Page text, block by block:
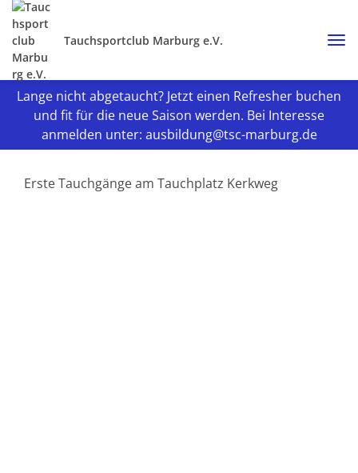
Tauchsportclub Marburg e.V.
Lange nicht abgetaucht? Jetzt einen Refresher buchen
und fit für die neue Saison werden. Bei Interesse
anmelden unter: ausbildung@tsc-marburg.de
Erste Tauchgänge am Tauchplatz Kerkweg